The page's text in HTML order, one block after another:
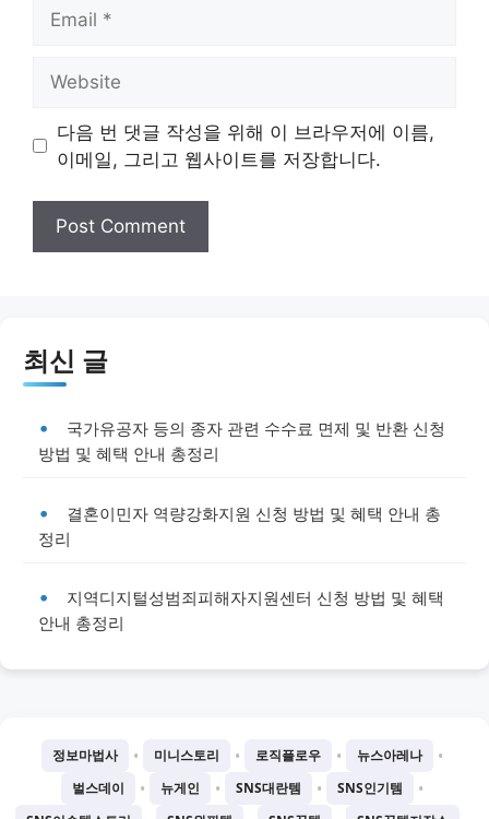
다음 번 댓글 작성을 위해 이 브라우저에 이름,
이메일, 그리고 웹사이트를 저장합니다.
최신 글
국가유공자 등의 종자 관련 수수료 면제 및 반환 신청
방법 및 혜택 안내 총정리
결혼이민자 역량강화지원 신청 방법 및 혜택 안내 총
정리
지역디지털성범죄피해자지원센터 신청 방법 및 혜택
안내 총정리
정보마법사 • 미니스토리 • 로직플로우 • 뉴스아레나 •
벌스데이 • 뉴게인 • SNS대란템 • SNS인기템 •